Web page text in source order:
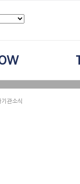
기관소식